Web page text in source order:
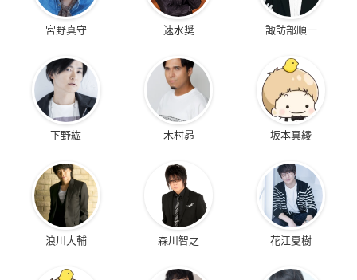
宮野真守 速水奨 諏訪部順一
下野紘 木村昴 坂本真綾
浪川大輔 森川智之 花江夏樹